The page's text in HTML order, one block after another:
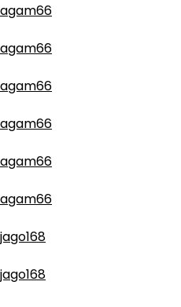
agam66
agam66
agam66
agam66
agam66
agam66
jago168
jago168